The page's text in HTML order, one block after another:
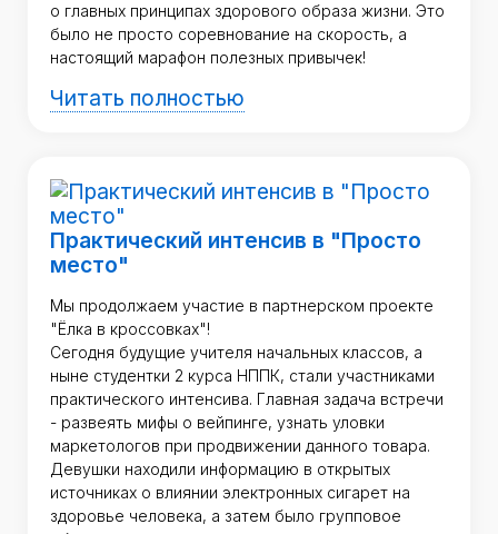
о главных принципах здорового образа жизни. Это
было не просто соревнование на скорость, а
настоящий марафон полезных привычек!
Читать полностью
Практический интенсив в "Просто
место"
Мы продолжаем участие в партнерском проекте
"Ёлка в кроссовках"!
Сегодня будущие учителя начальных классов, а
ныне студентки 2 курса НППК, стали участниками
практического интенсива. Главная задача встречи
- развеять мифы о вейпинге, узнать уловки
маркетологов при продвижении данного товара.
Девушки находили информацию в открытых
источниках о влиянии электронных сигарет на
здоровье человека, а затем было групповое